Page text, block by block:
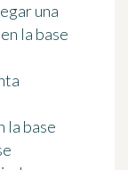
una
la base
la base